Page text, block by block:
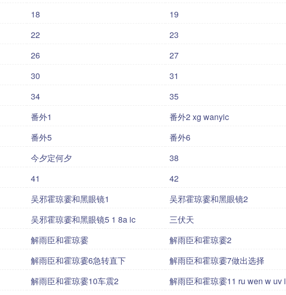
18 19
22 23
26 27
30 31
34 35
番外1 番外2 xg wanyic
番外5 番外6
今夕定何夕 38
41 42
吴邪霍琼霎和黑眼镜1 吴邪霍琼霎和黑眼镜2
吴邪霍琼霎和黑眼镜5 1 8a ic 三伏天
解雨臣和霍琼霎 解雨臣和霍琼霎2
解雨臣和霍琼霎6急转直下 解雨臣和霍琼霎7做出选择
解雨臣和霍琼霎10车震2 解雨臣和霍琼霎11 ru wen w uv i